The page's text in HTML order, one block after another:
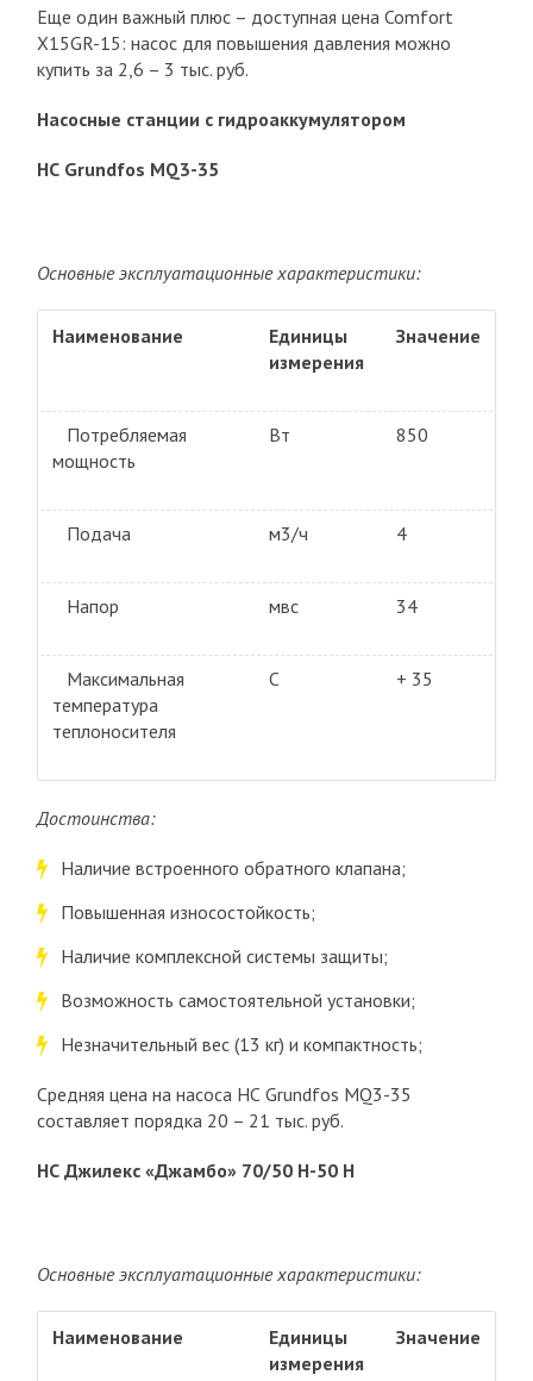
Еще один важный плюс – доступная цена Comfort
X15GR-15: насос для повышения давления можно
купить за 2,6 – 3 тыс. руб.
Насосные станции с гидроаккумулятором
НС Grundfos MQ3-35
Основные эксплуатационные характеристики:
Наименование
Единицы
измерения
Значение
Потребляемая
мощность
Вт 850
Подача м3/ч 4
Напор мвс 34
Максимальная
температура
теплоносителя
С + 35
Достоинства:
Наличие встроенного обратного клапана;
Повышенная износостойкость;
Наличие комплексной системы защиты;
Возможность самостоятельной установки;
Незначительный вес (13 кг) и компактность;
Средняя цена на насоса НС Grundfos MQ3-35
составляет порядка 20 – 21 тыс. руб.
НС Джилекс «Джамбо» 70/50 Н-50 Н
Основные эксплуатационные характеристики:
Наименование
Единицы
измерения
Значение